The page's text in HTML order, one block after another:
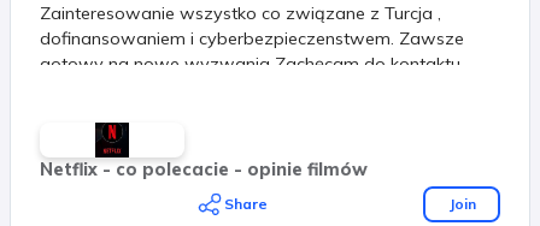
Zainteresowanie wszystko co związane z Turcja ,
dofinansowaniem i cyberbezpieczenstwem. Zawsze
gotowy na nowe wyzwania Zachęcam do kontaktu
Netflix - co polecacie - opinie filmów
Share
Join